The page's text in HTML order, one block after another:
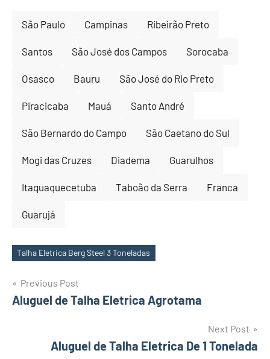
São Paulo Campinas Ribeirão Preto
Santos São José dos Campos Sorocaba
Osasco Bauru São José do Rio Preto
Piracicaba Mauá Santo André
São Bernardo do Campo São Caetano do Sul
Mogi das Cruzes Diadema Guarulhos
Itaquaquecetuba Taboão da Serra Franca
Guarujá
Tags
Talha Eletrica Berg Steel 3 Toneladas
Post
navigation
Previous Post
Aluguel de Talha Eletrica Agrotama
Next Post
Aluguel de Talha Eletrica De 1 Tonelada